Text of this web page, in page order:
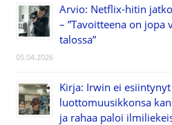
Arvio: Netflix-hitin
– ”Tavoitteena on jopa
talossa”
05.04.2026
Kirja: Irwin ei
luottomuusikkonsa
ja rahaa paloi